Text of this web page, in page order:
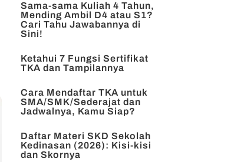
Sama-sama Kuliah 4 Tahun,
Mending Ambil D4 atau S1?
Cari Tahu Jawabannya di
Sini!
Ketahui 7 Fungsi Sertifikat
TKA dan Tampilannya
Cara Mendaftar TKA untuk
SMA/SMK/Sederajat dan
Jadwalnya, Kamu Siap?
Daftar Materi SKD Sekolah
Kedinasan (2026): Kisi-kisi
dan Skornya